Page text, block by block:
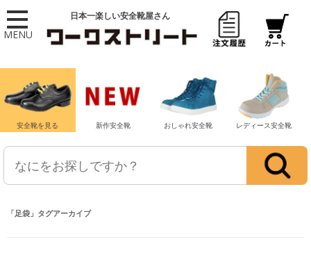
MENU
日本一楽しい安全靴屋さん
安全靴を見る 新作安全靴 おしゃれ安全靴 レディース安全靴
「足袋 」タグアーカイブ